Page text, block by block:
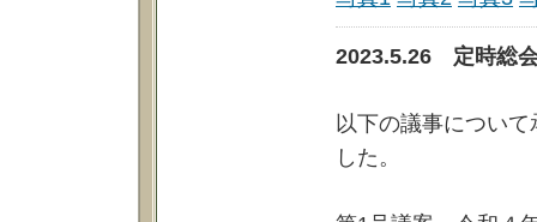
2023.5.26 定時総
以下の議事につい
した。